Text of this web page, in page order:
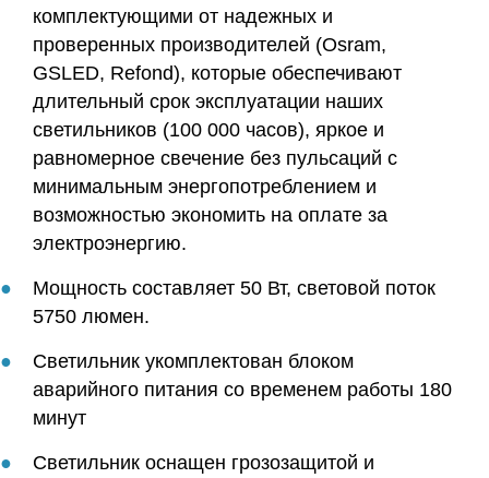
комплектующими от надежных и
проверенных производителей (Osram,
GSLED, Refond), которые обеспечивают
длительный срок эксплуатации наших
светильников (100 000 часов), яркое и
равномерное свечение без пульсаций с
минимальным энергопотреблением и
возможностью экономить на оплате за
электроэнергию.
Мощность составляет 50 Вт, световой поток
5750 люмен.
Светильник укомплектован блоком
аварийного питания со временем работы 180
минут
Светильник оснащен грозозащитой и